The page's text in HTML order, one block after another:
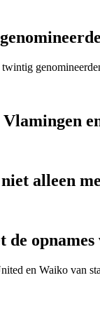
alleen
de
en Waiko van